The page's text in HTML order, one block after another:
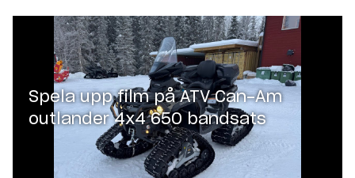
Spela upp film påATV Can-Am
outlander 4x4 650 bandsats